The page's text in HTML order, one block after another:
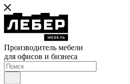
Производитель мебели
для офисов и бизнеса